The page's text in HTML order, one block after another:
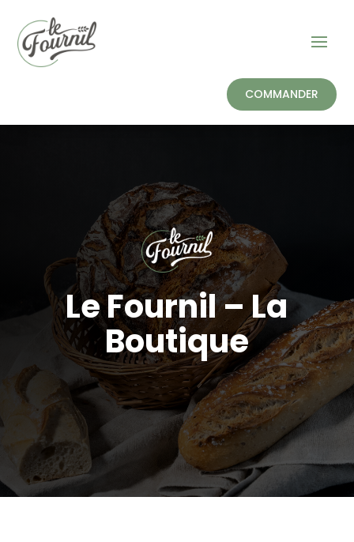
COMMANDER
Le Fournil – La
Boutique